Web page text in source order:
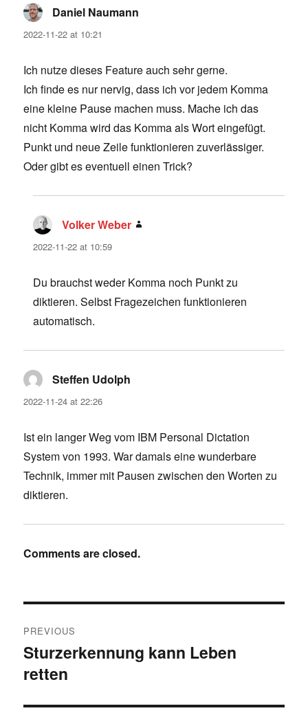
Daniel Naumann
2022-11-22 at 10:21
Ich nutze dieses Feature auch sehr gerne.
Ich finde es nur nervig, dass ich vor jedem Komma
eine kleine Pause machen muss. Mache ich das
nicht Komma wird das Komma als Wort eingefügt.
Punkt und neue Zeile funktionieren zuverlässiger.
Oder gibt es eventuell einen Trick?
Volker Weber
2022-11-22 at 10:59
Du brauchst weder Komma noch Punkt zu
diktieren. Selbst Fragezeichen funktionieren
automatisch.
Steffen Udolph
2022-11-24 at 22:26
Ist ein langer Weg vom IBM Personal Dictation
System von 1993. War damals eine wunderbare
Technik, immer mit Pausen zwischen den Worten zu
diktieren.
Comments are closed.
navigation
PREVIOUS
Previous
post:
Sturzerkennung kann Leben
retten